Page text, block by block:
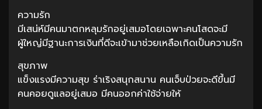
ความรัก
มีเสน่ห์มีคนมาตกหลุมรักอยู่เสมอโดยเฉพาะคนโสดจะมี
ผู้ใหญ่มีฐานะการเงินที่ดีจะเข้ามาช่วยเหลือเกิดเป็นความรัก
สุขภาพ
แข็งแรงมีความสุข ร่าเริงสนุกสนาน คนเจ็บป่วยจะดีขึ้นมี
คนคอยดูแลอยู่เสมอ มีคนออกค่าใช้จ่ายให้